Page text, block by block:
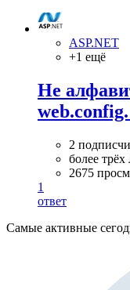
ASP.NET
+1 ещё
Не
2
более трёх
2675
1
ответ
Самые активные